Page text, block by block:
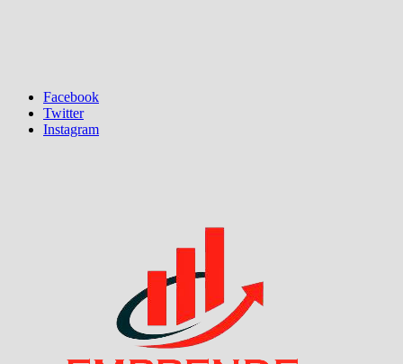
Facebook
Twitter
Instagram